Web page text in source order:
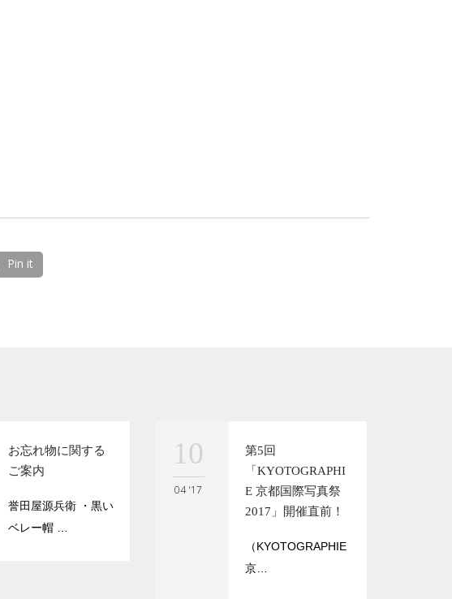
Pin it
お忘れ物に関する
ご案内
誉田屋源兵衛 ・黒い
ベレー帽 …
10
04 '17
第5回
「KYOTOGRAPHI
E 京都国際写真祭
2017」開催直前！
（KYOTOGRAPHIE
京…